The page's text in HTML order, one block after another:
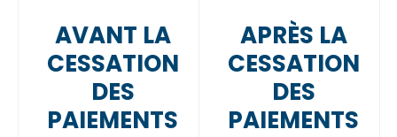
AVANT LA
CESSATION
DES
PAIEMENTS
APRÈS LA
CESSATION
DES
PAIEMENTS